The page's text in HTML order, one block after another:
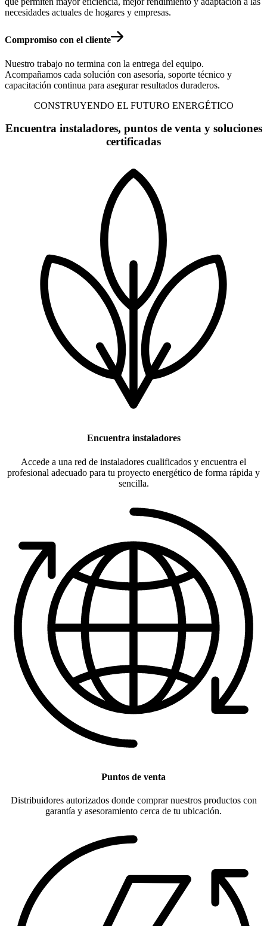
necesidades actuales de hogares y empresas.
Compromiso con el cliente
Nuestro trabajo no termina con la entrega del equipo.
Acompañamos cada solución con asesoría, soporte técnico y
capacitación continua para asegurar resultados duraderos.
CONSTRUYENDO EL FUTURO ENERGÉTICO
Encuentra instaladores, puntos de venta y soluciones
certificadas
Encuentra instaladores
Accede a una red de instaladores cualificados y encuentra el
profesional adecuado para tu proyecto energético de forma rápida y
sencilla.
Puntos de venta
Distribuidores autorizados donde comprar nuestros productos con
garantía y asesoramiento cerca de tu ubicación.